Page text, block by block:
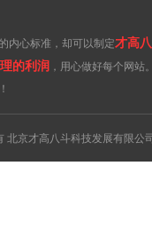
内心标准，却可以制定才高
的利润 ，用心做好每个网站
北京才高八斗科技发展有限公